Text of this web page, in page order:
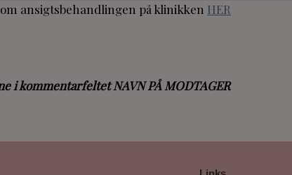
ansigtsbehandlingen på klinikken HER
i kommentarfeltet NAVN PÅ MODTAGER